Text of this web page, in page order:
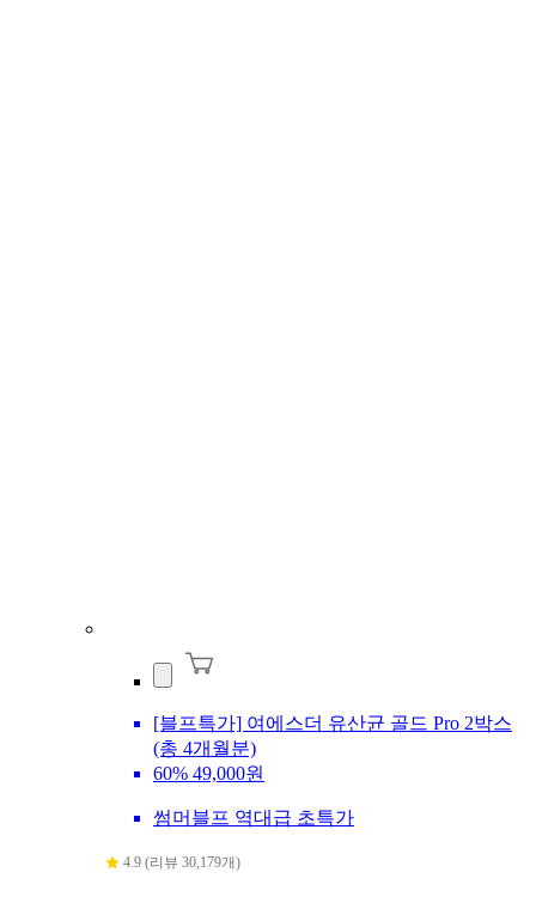
[블프특가] 여에스더 유산균 골드 Pro 2박스
(총 4개월분)
60% 49,000원
썸머블프 역대급 초특가
4.9 (리뷰 30,179개)